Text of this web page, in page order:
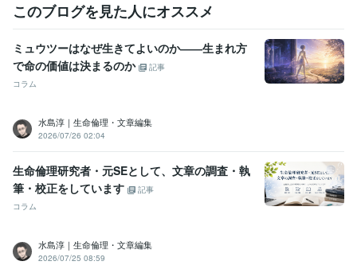
このブログを見た人にオススメ
ミュウツーはなぜ生きてよいのか――生まれ方
で命の価値は決まるのか
記事
コラム
水島淳｜生命倫理・文章編集
2026/07/26 02:04
生命倫理研究者・元SEとして、文章の調査・執
筆・校正をしています
記事
コラム
水島淳｜生命倫理・文章編集
2026/07/25 08:59